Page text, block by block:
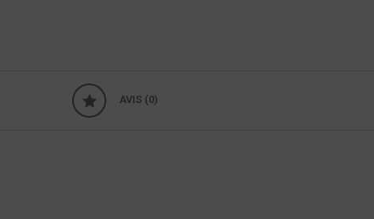
AVIS (0)